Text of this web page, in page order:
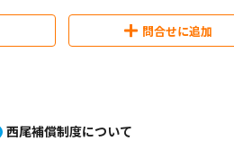
問合せに追加
西尾補償制度について